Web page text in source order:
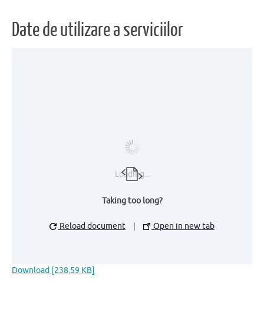
Date de utilizare a serviciilor
Loading...
Taking too long?
Reload document | Open in new tab
Download [238.59 KB]